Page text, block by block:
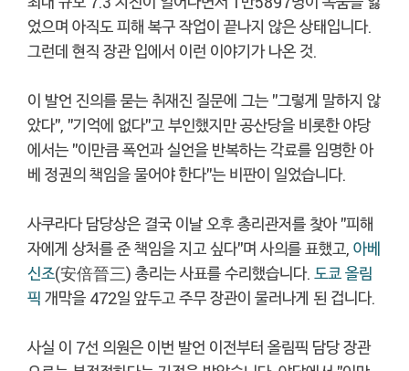
었으며 아직도 피해 복구 작업이 끝나지 않은 상태입니다.
그런데 현직 장관 입에서 이런 이야기가 나온 것.
이 발언 진의를 묻는 취재진 질문에 그는 "그렇게 말하지 않
았다", "기억에 없다"고 부인했지만 공산당을 비롯한 야당
에서는 "이만큼 폭언과 실언을 반복하는 각료를 임명한 아
베 정권의 책임을 물어야 한다"는 비판이 일었습니다.
사쿠라다 담당상은 결국 이날 오후 총리관저를 찾아 "피해
자에게 상처를 준 책임을 지고 싶다"며 사의를 표했고, 아베
신조(安倍晉三) 총리는 사표를 수리했습니다. 도쿄 올림
픽 개막을 472일 앞두고 주무 장관이 물러나게 된 겁니다.
사실 이 7선 의원은 이번 발언 이전부터 올림픽 담당 장관